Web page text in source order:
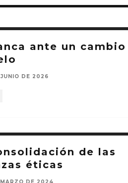
ante un cambio
DE 2026
de las
éticas